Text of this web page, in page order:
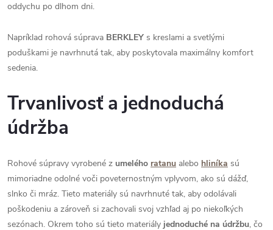
oddychu po dlhom dni.
Napríklad rohová súprava BERKLEY s kreslami a svetlými
poduškami je navrhnutá tak, aby poskytovala maximálny komfort
sedenia.
Trvanlivosť a jednoduchá
údržba
Rohové súpravy vyrobené z umelého ratanu alebo hliníka sú
mimoriadne odolné voči poveternostným vplyvom, ako sú dážď,
slnko či mráz. Tieto materiály sú navrhnuté tak, aby odolávali
poškodeniu a zároveň si zachovali svoj vzhľad aj po niekoľkých
sezónach. Okrem toho sú tieto materiály jednoduché na údržbu, čo